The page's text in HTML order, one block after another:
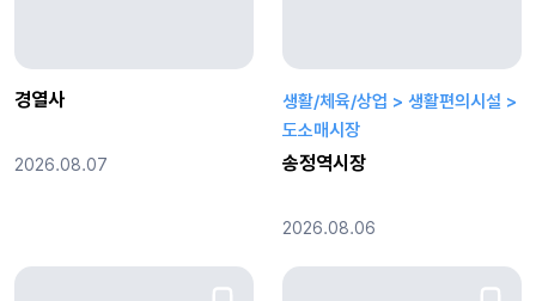
경열사
2026.08.07
생활/체육/상업 > 생활편의시설 >
도소매시장
송정역시장
2026.08.06